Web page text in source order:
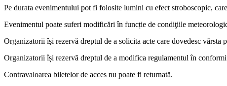
Pe durata evenimentului pot fi folosite lumini cu efect stroboscopic,
Evenimentul poate suferi modificări în funcție de condiţiile
Organizatorii îşi rezervă dreptul de a solicita acte care dovedesc vârsta
Organizatorii își rezervă dreptul de a modifica regulamentul în
Contravaloarea biletelor de acces nu poate fi returnată.